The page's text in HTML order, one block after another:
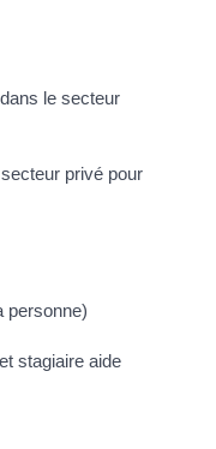
le secteur
privé pour
personne)
stagiaire aide